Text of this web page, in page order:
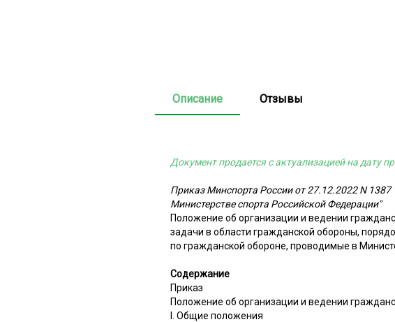
Описание Отзывы
Документ продается с актуализацией на дату
Приказ Минспорта России от 27.12.2022 N
Министерстве спорта Российской Федерации"
Положение об организации и ведении
задачи в области гражданской обороны,
по гражданской обороне, проводимые в
Содержание
Приказ
Положение об организации и ведении
I. Общие положения